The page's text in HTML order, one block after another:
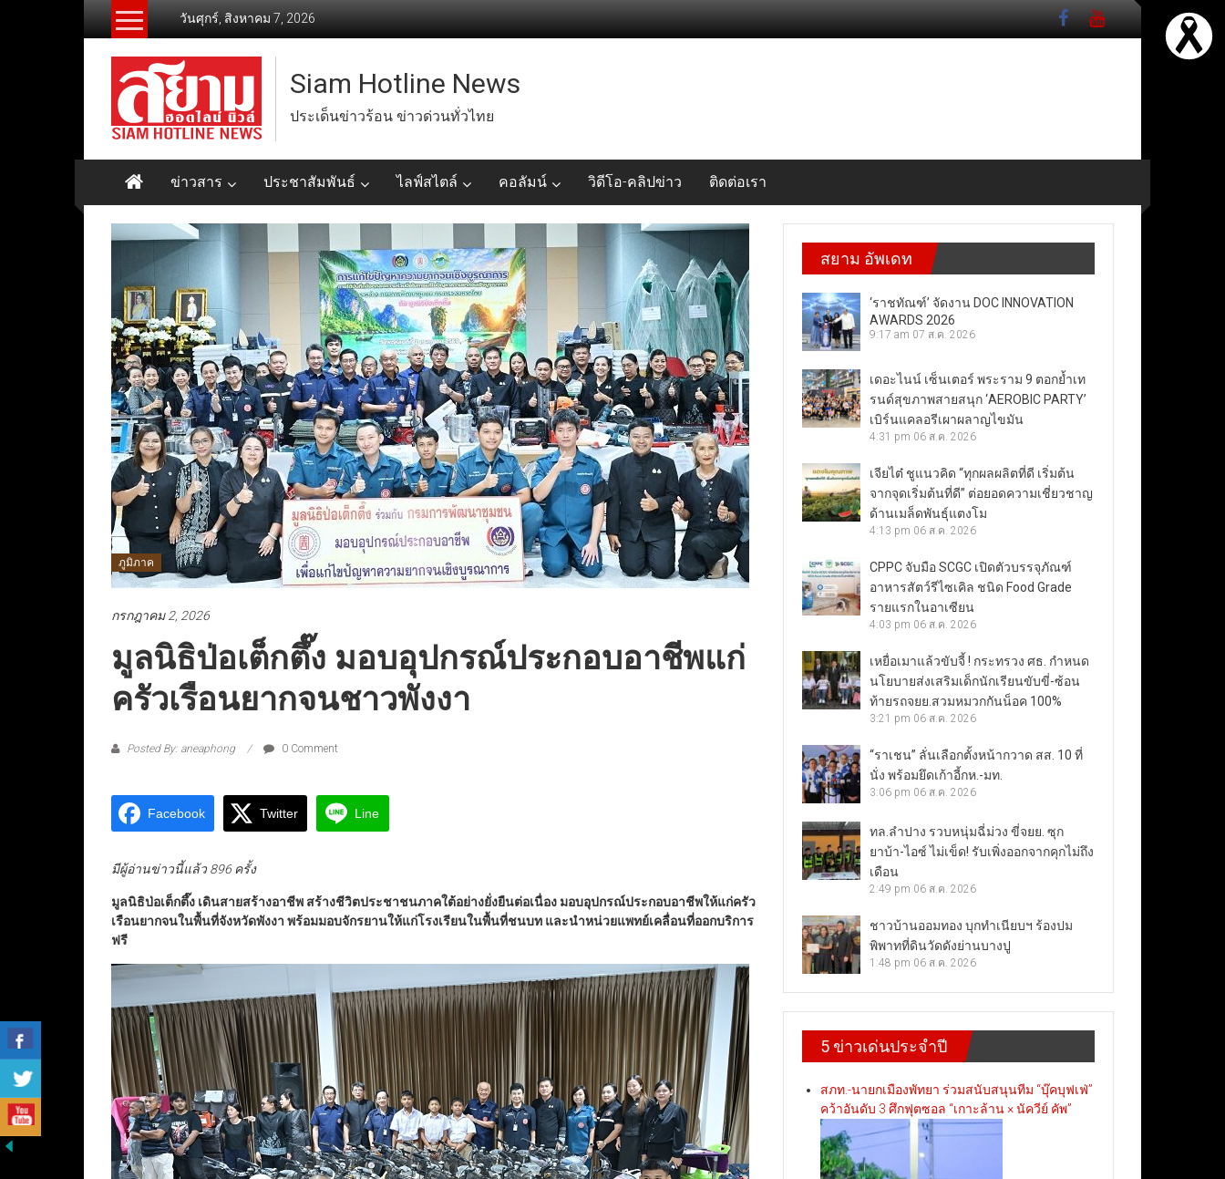
วันศุกร์, สิงหาคม 7, 2026
Siam Hotline News
ประเด็นข่าวร้อน ข่าวด่วนทั่วไทย
ข่าวสาร ประชาสัมพันธ์ ไลฟ์สไตล์ คอลัมน์ วิดีโอ-คลิปข่าว ติดต่อเรา
ภูมิภาค
กรกฎาคม 2, 2026
มูลนิธิป่อเต็กตึ๊ง มอบอุปกรณ์ประกอบอาชีพแก่
ครัวเรือนยากจนชาวพังงา
Posted By: aneaphong 0 Comment
Facebook Twitter Line
มีผู้อ่านข่าวนี้แล้ว 896 ครั้ง
มูลนิธิป่อเต็กตึ๊ง เดินสายสร้างอาชีพ สร้างชีวิตประชาชนภาคใต้อย่างยั่งยืนต่อเนื่อง มอบอุปกรณ์ประกอบอาชีพให้แก่ครัว
เรือนยากจนในพื้นที่จังหวัดพังงา พร้อมมอบจักรยานให้แก่โรงเรียนในพื้นที่ชนบท และนำหน่วยแพทย์เคลื่อนที่ออกบริการ
ฟรี
สยาม อัพเดท
‘ราชทัณฑ์’ จัดงาน DOC INNOVATION
AWARDS 2026
9:17 am 07 ส.ค. 2026
เดอะไนน์ เซ็นเตอร์ พระราม 9 ตอกย้ำเท
รนด์สุขภาพสายสนุก ‘AEROBIC PARTY’
เบิร์นแคลอรีเผาผลาญไขมัน
4:31 pm 06 ส.ค. 2026
เจียไต๋ ชูแนวคิด “ทุกผลผลิตที่ดี เริ่มต้น
จากจุดเริ่มต้นที่ดี” ต่อยอดความเชี่ยวชาญ
ด้านเมล็ดพันธุ์แตงโม
4:13 pm 06 ส.ค. 2026
CPPC จับมือ SCGC เปิดตัวบรรจุภัณฑ์
อาหารสัตว์รีไซเคิล ชนิด Food Grade
รายแรกในอาเซียน
4:03 pm 06 ส.ค. 2026
เหยื่อเมาแล้วขับจี้ ! กระทรวง ศธ. กำหนด
นโยบายส่งเสริมเด็กนักเรียนขับขี่-ซ้อน
ท้ายรถจยย.สวมหมวกกันน็อค 100%
3:21 pm 06 ส.ค. 2026
“ราเชน” ลั่นเลือกตั้งหน้ากวาด สส. 10 ที่
นั่ง พร้อมยึดเก้าอี้กห.-มท.
3:06 pm 06 ส.ค. 2026
ทล.ลำปาง รวบหนุ่มฉี่ม่วง ขี่จยย. ซุก
ยาบ้า-ไอซ์ ไม่เข็ด! รับเพิ่งออกจากคุกไม่ถึง
เดือน
2:49 pm 06 ส.ค. 2026
ชาวบ้านออมทอง บุกทำเนียบฯ ร้องปม
พิพาทที่ดินวัดดังย่านบางปู
1:48 pm 06 ส.ค. 2026
5 ข่าวเด่นประจำปี
สภท.-นายกเมืองพัทยา ร่วมสนับสนุนทีม “บุ๊คบุฟเฟ่”
คว้าอันดับ 3 ศึกฟุตซอล “เกาะล้าน × นัควีย์ คัพ”